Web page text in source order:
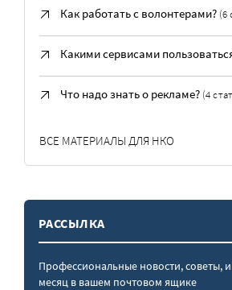
Как работать с волонтерами? (6
Какими сервисами
Что надо знать о рекламе? (4
ВСЕ МАТЕРИАЛЫ ДЛЯ НКО
РАССЫЛКА
Профессиональные новости, советы,
месяц в вашем почтовом ящике